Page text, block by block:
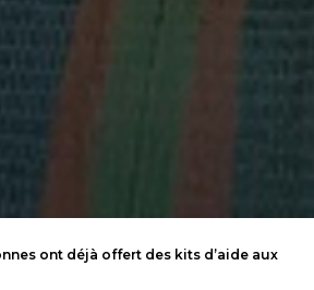
ont déjà offert des kits d’aide aux